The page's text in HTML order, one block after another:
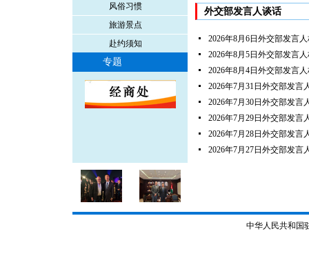
风俗习惯
旅游景点
赴约须知
专题
外交部发言人谈话
2026年8月6日外交部发言
2026年8月5日外交部发言
2026年8月4日外交部发言
2026年7月31日外交部发言
2026年7月30日外交部发言
2026年7月29日外交部发言
2026年7月28日外交部发言
2026年7月27日外交部发言
中华人民共和国